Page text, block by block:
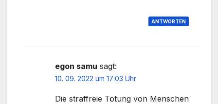
ANTWORTEN
egon samu sagt:
10. 09. 2022 um 17:03 Uhr
Die straffreie Tötung von Menschen